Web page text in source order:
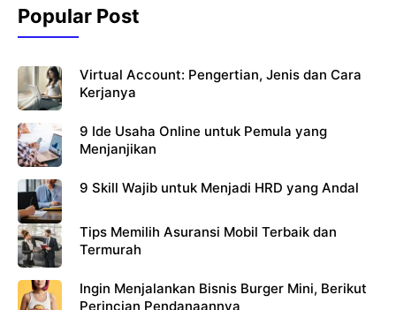
Popular Post
Virtual Account: Pengertian, Jenis dan Cara
Kerjanya
9 Ide Usaha Online untuk Pemula yang
Menjanjikan
9 Skill Wajib untuk Menjadi HRD yang Andal
Tips Memilih Asuransi Mobil Terbaik dan
Termurah
Ingin Menjalankan Bisnis Burger Mini, Berikut
Perincian Pendanaannya